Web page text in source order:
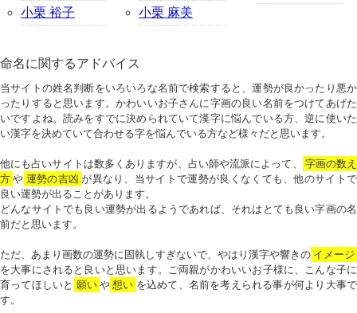
小栗 裕子
小栗 麻美
命名に関するアドバイス
当サイトの姓名判断をいろいろな名前で検索すると、運勢が良かったり悪か
ったりすると思います。かわいいお子さんに字画の良い名前をつけてあげた
いですよね。読みをすでに決められていて漢字に悩んでいる方、逆に使いた
い漢字を決めていて合わせる字を悩んでいる方など様々だと思います。
他にも占いサイトは数多くありますが、占い師や流派によって、
字画の数え
方 や 運勢の吉凶 が異なり、当サイトで運勢が良くなくても、他のサイトで
良い運勢が出ることがあります。
どんなサイトでも良い運勢が出るようであれば、それはとても良い字画の名
前だと思います。
ただ、あまり画数の運勢に固執しすぎないで、やはり漢字や響きの イメージ
を大事にされると良いと思います。ご両親がかわいいお子様に、こんな子に
育ってほしいと 願い や 想い を込めて、名前を考えられる事が何より大事で
す。